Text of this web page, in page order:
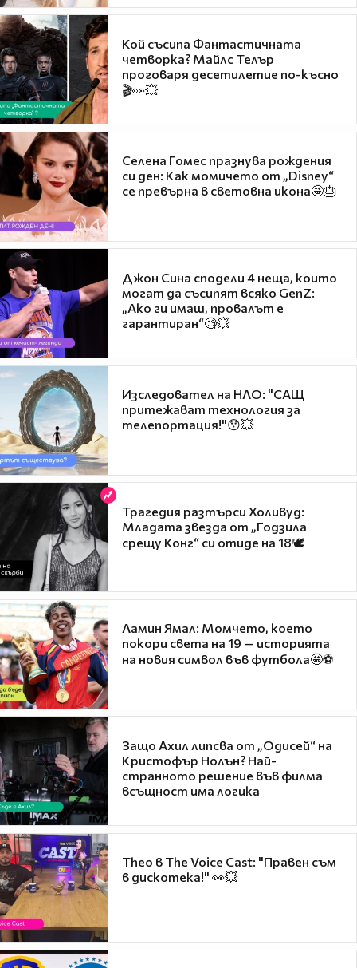
Кой съсипа Фантастичната
четворка? Майлс Телър
проговаря десетилетие по-късно
🎬👀💥
Селена Гомес празнува рождения
си ден: Как момичето от „Disney“
се превърна в световна икона🤩🎂
Джон Сина сподели 4 неща, които
могат да съсипят всяко GenZ:
„Ако ги имаш, провалът е
гарантиран“🧐💥
Изследовател на НЛО: "САЩ
притежават технология за
телепортация!"😯💥
Трагедия разтърси Холивуд:
Младата звезда от „Годзила
срещу Конг“ си отиде на 18🕊️
Ламин Ямал: Момчето, което
покори света на 19 — историята
на новия символ във футбола🤩⚽
Защо Ахил липсва от „Одисей“ на
Кристофър Нолън? Най-
странното решение във филма
всъщност има логика
Theo в The Voice Cast: "Правен съм
в дискотека!" 👀💥